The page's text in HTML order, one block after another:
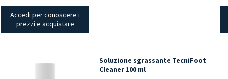
Accedi per conoscere i
prezzi e acquistare
Soluzione sgrassante TecniFoot
Cleaner 100 ml